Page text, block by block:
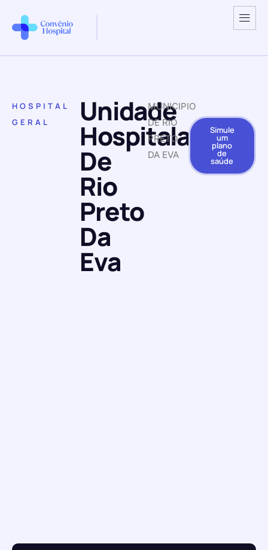
HOSPITAL
GERAL
Unidade
Hospitalar
De
Rio
Preto
Da
Eva
MUNICIPIO
DE RIO
PRETO
DA EVA
Simule
um
plano
de
saúde